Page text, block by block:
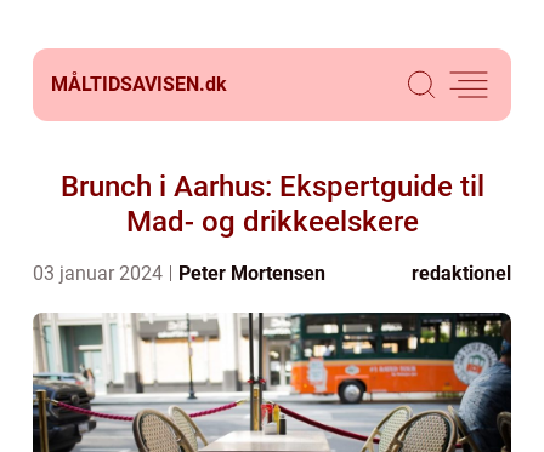
MÅLTIDSAVISEN.dk
Brunch i Aarhus: Ekspertguide til
Mad- og drikkeelskere
03 januar 2024 Peter Mortensen redaktionel